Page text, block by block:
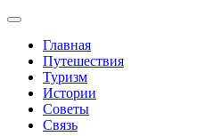
Главная
Путешествия
Туризм
Истории
Советы
Связь